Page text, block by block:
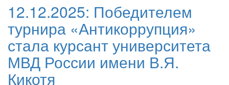
12.12.2025: Победителем
турнира «Антикоррупция»
стала курсант университета
МВД России имени В.Я.
Кикотя